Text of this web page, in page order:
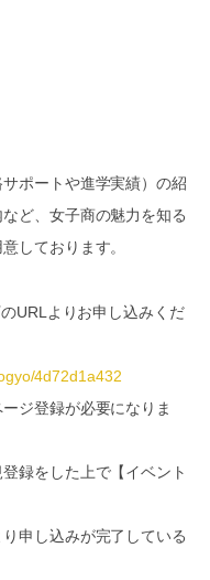
ポートや進学実績）の紹
ど、女子商の魅力を知る
しております。
URLよりお申し込みくだ
4d72d1a432
ジ登録が必要になりま
録をした上で【イベント
申し込みが完了している